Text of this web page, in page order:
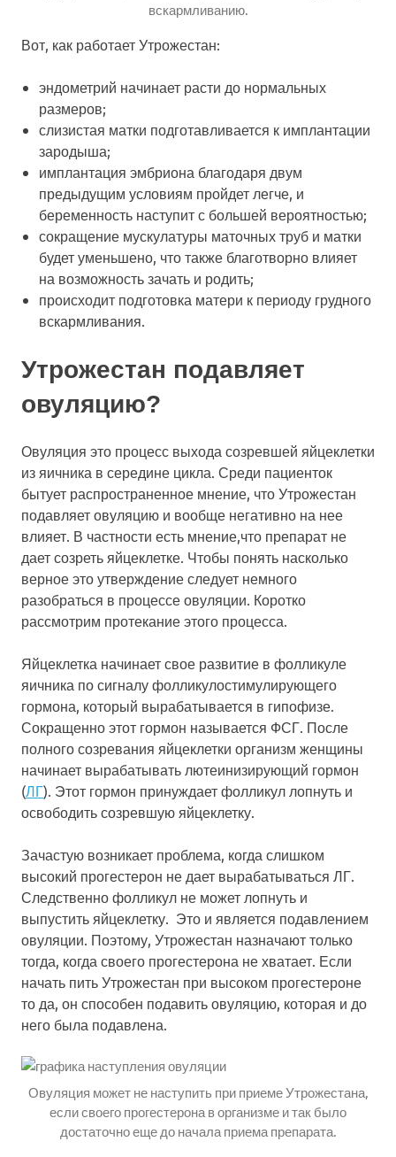
вскармливанию.
Вот, как работает Утрожестан:
эндометрий начинает расти до нормальных
размеров;
слизистая матки подготавливается к имплантации
зародыша;
имплантация эмбриона благодаря двум
предыдущим условиям пройдет легче, и
беременность наступит с большей вероятностью;
сокращение мускулатуры маточных труб и матки
будет уменьшено, что также благотворно влияет
на возможность зачать и родить;
происходит подготовка матери к периоду грудного
вскармливания.
Утрожестан подавляет
овуляцию?
Овуляция это процесс выхода созревшей яйцеклетки
из яичника в середине цикла. Среди пациенток
бытует распространенное мнение, что Утрожестан
подавляет овуляцию и вообще негативно на нее
влияет. В частности есть мнение,что препарат не
дает созреть яйцеклетке. Чтобы понять насколько
верное это утверждение следует немного
разобраться в процессе овуляции. Коротко
рассмотрим протекание этого процесса.
Яйцеклетка начинает свое развитие в фолликуле
яичника по сигналу фолликулостимулирующего
гормона, который вырабатывается в гипофизе.
Сокращенно этот гормон называется ФСГ. После
полного созревания яйцеклетки организм женщины
начинает вырабатывать лютеинизирующий гормон
(ЛГ). Этот гормон принуждает фолликул лопнуть и
освободить созревшую яйцеклетку.
Зачастую возникает проблема, когда слишком
высокий прогестерон не дает вырабатываться ЛГ.
Следственно фолликул не может лопнуть и
выпустить яйцеклетку. Это и является подавлением
овуляции. Поэтому, Утрожестан назначают только
тогда, когда своего прогестерона не хватает. Если
начать пить Утрожестан при высоком прогестероне
то да, он способен подавить овуляцию, которая и до
него была подавлена.
Овуляция может не наступить при приеме Утрожестана,
если своего прогестерона в организме и так было
достаточно еще до начала приема препарата.